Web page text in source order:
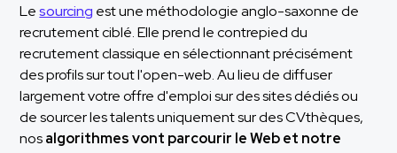
Lesourcing est une méthodologie anglo-saxonne de
recrutement ciblé. Elle prend le contrepied du
recrutement classique en sélectionnant précisément
des profils sur tout l'open-web. Au lieu de diffuser
largement votre offre d'emploi sur des sites dédiés ou
de sourcer les talents uniquement sur des CVthèques,
nosalgorithmes vont parcourir le Web et notre